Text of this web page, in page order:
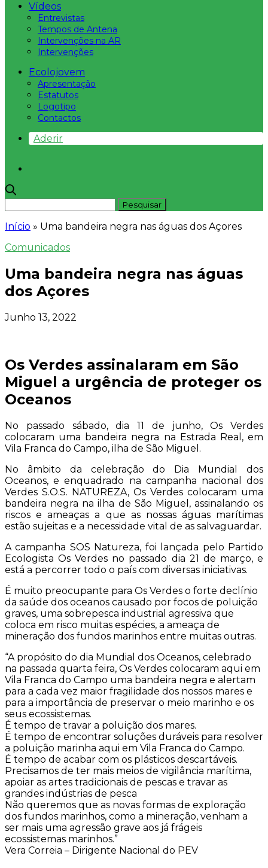
Vídeos
Entrevistas
Tempos de Antena
Intervenções na AR
Intervenções
Ecolojovem
Apresentação
Estatutos
Logotipo
Contactos
Aderir
Início » Uma bandeira negra nas águas dos Açores
Comunicados
Uma bandeira negra nas águas
dos Açores
Junho 13, 2022
Os Verdes assinalaram em São
Miguel a urgência de proteger os
Oceanos
No passado sábado, dia 11 de junho, Os Verdes
colocaram uma bandeira negra na Estrada Real, em
Vila Franca do Campo, ilha de São Miguel.
No âmbito da celebração do Dia Mundial dos
Oceanos, e enquadrado na campanha nacional dos
Verdes S.O.S. NATUREZA, Os Verdes colocaram uma
bandeira negra na ilha de São Miguel, assinalando os
riscos e ameaças a que as nossas águas marítimas
estão sujeitas e a necessidade vital de as salvaguardar.
A campanha SOS Natureza, foi lançada pelo Partido
Ecologista Os Verdes no passado dia 21 de março, e
está a percorrer todo o país com diversas iniciativas.
É muito preocupante para Os Verdes o forte declínio
da saúde dos oceanos causado por focos de poluição
graves, uma sobrepesca industrial agressiva que
coloca em risco muitas espécies, a ameaça de
mineração dos fundos marinhos entre muitas outras.
“A propósito do dia Mundial dos Oceanos, celebrado
na passada quarta feira, Os Verdes colocaram aqui em
Vila Franca do Campo uma bandeira negra e alertam
para a cada vez maior fragilidade dos nossos mares e
para a importância de preservar o meio marinho e os
seus ecossistemas.
É tempo de travar a poluição dos mares.
É tempo de encontrar soluções duráveis para resolver
a poluição marinha aqui em Vila Franca do Campo.
É tempo de acabar com os plásticos descartáveis.
Precisamos de ter mais meios de vigilância marítima,
apoiar as artes tradicionais de pescas e travar as
grandes indústrias de pesca
Não queremos que as novas formas de exploração
dos fundos marinhos, como a mineração, venham a
ser mais uma agressão grave aos já frágeis
ecossistemas marinhos.”
Vera Correia – Dirigente Nacional do PEV